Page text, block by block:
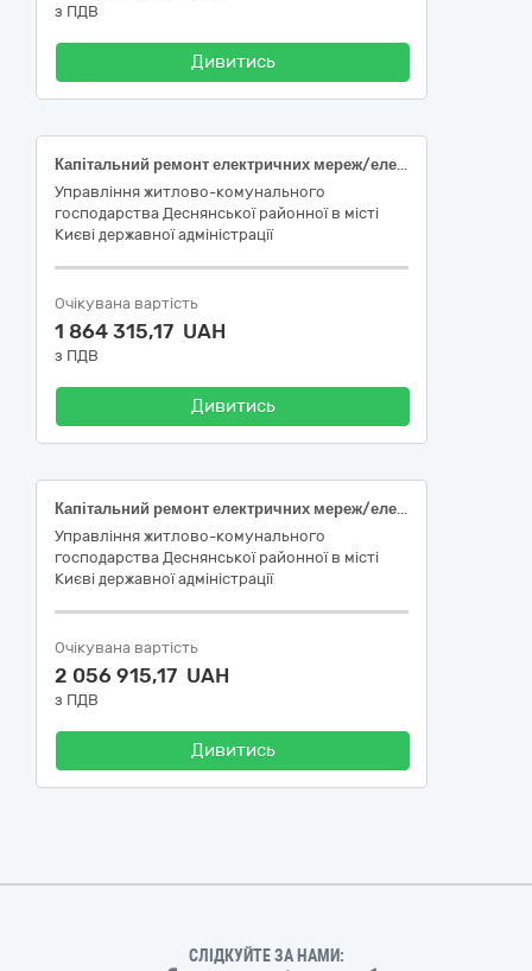
з ПДВ
Дивитись
Капітальний ремонт електричних мереж/електрощитових (підготовка до опалювального сезону та заходи з енергозбереження) житлового будинку за адресою: вул. Радунська, 5 Деснянського району міста Києва
Управління житлово-комунального
господарства Деснянської районної в місті
Києві державної адміністрації
Очікувана вартість
1 864 315,17 UAH
з ПДВ
Дивитись
Капітальний ремонт електричних мереж/електрощитових (підготовка до опалювального сезону та заходи з енергозбереження) житлового будинку за адресою: вул. Радунська, 26 Деснянського району міста Києва
Управління житлово-комунального
господарства Деснянської районної в місті
Києві державної адміністрації
Очікувана вартість
2 056 915,17 UAH
з ПДВ
Дивитись
СЛІДКУЙТЕ ЗА НАМИ: